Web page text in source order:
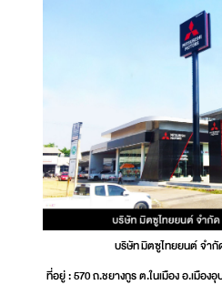
บริษัท มิตซูไทยยนต์ จำกั
ที่อยู่ : 570 ถ.ชยางกูร ต.ในเมือง อ.เมือง